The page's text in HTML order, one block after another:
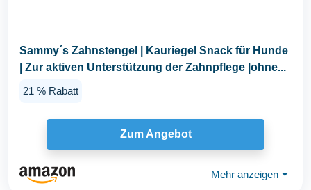
Sammy´s Zahnstengel | Kauriegel Snack für Hunde
| Zur aktiven Unterstützung der Zahnpflege |ohne...
21 % Rabatt
Zum Angebot
Mehr anzeigen ⏷